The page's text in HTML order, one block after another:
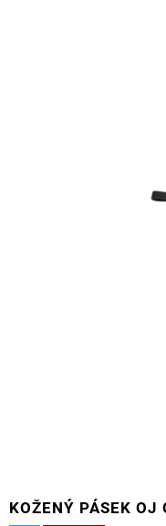
KOŽENÝ PÁSEK OJ